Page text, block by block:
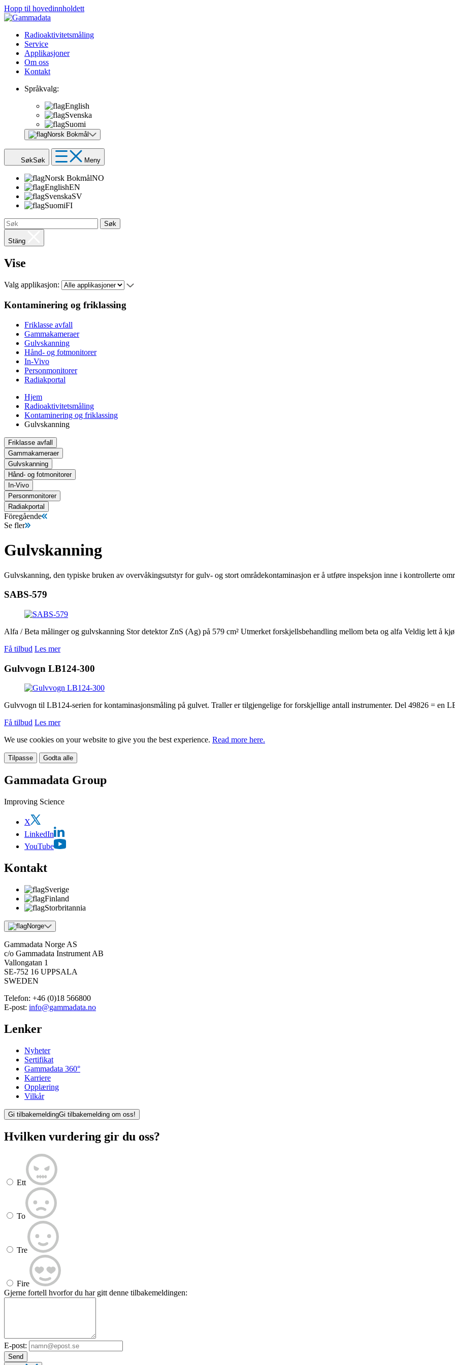
Hopp til hovedinnholdett
Radioaktivitetsmåling
Service
Applikasjoner
Om oss
Kontakt
Språkvalg:
English
Svenska
Suomi
Norsk Bokmål
SøkSøk Meny
Norsk BokmålNO
EnglishEN
SvenskaSV
SuomiFI
Søk
Stäng
Vise
Valg applikasjon:
Kontaminering og friklassing
Friklasse avfall
Gammakameraer
Gulvskanning
Hånd- og fotmonitorer
In-Vivo
Personmonitorer
Radiakportal
Hjem
Radioaktivitetsmåling
Kontaminering og friklassing
Gulvskanning
Friklasse avfall
Gammakameraer
Gulvskanning
Hånd- og fotmonitorer
In-Vivo
Personmonitorer
Radiakportal
Föregående
Se fler
Gulvskanning
Gulvskanning, den typiske bruken av overvåkingsutstyr for gulv- og stort områdekontaminasjon er å utføre inspeksjon inne i kontrollerte
SABS-579
Alfa / Beta målinger og gulvskanning Stor detektor ZnS (Ag) på 579 cm² Utmerket forskjellsbehandling mellom beta og alfa Veldig lett å
Få tilbud Les mer
Gulvvogn LB124-300
Gulvvogn til LB124-serien for kontaminasjonsmåling på gulvet. Traller er tilgjengelige for forskjellige antall instrumenter. Del 49826 = en
Få tilbud Les mer
We use cookies on your website to give you the best experience. Read more here.
Tilpasse Godta alle
Gammadata Group
Improving Science
X
LinkedIn
YouTube
Kontakt
Sverige
Finland
Storbritannia
Norge
Gammadata Norge AS
c/o Gammadata Instrument AB
Vallongatan 1
SE-752 16 UPPSALA
SWEDEN
Telefon: +46 (0)18 566800
E-post: info@gammadata.no
Lenker
Nyheter
Sertifikat
Gammadata 360°
Karriere
Opplæring
Vilkår
Gi tilbakemeldingGi tilbakemelding om oss!
Hvilken vurdering gir du oss?
Ett
To
Tre
Fire
Gjerne fortell hvorfor du har gitt denne tilbakemeldingen:
E-post:
Send